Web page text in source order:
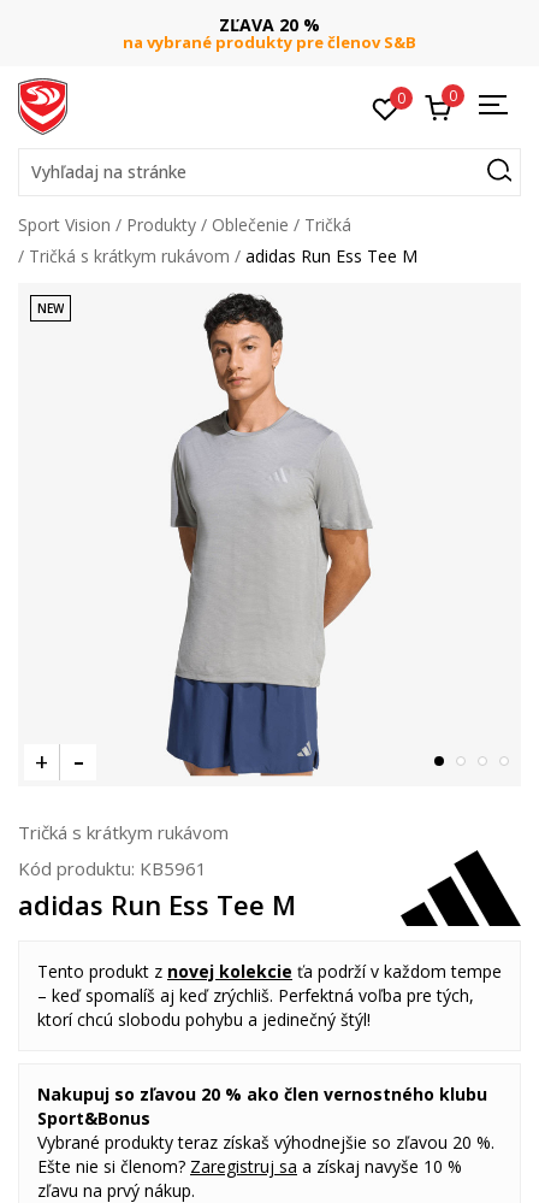
ZĽAVA 20 %
na vybrané produkty pre členov S&B
0 0
Vyhľadaj na stránke
Sport Vision Produkty Oblečenie
Tričká
Tričká s krátkym rukávom
adidas Run Ess Tee M
NEW
Tričká s krátkym rukávom
Kód produktu: KB5961
adidas Run Ess Tee M
Tento produkt z novej kolekcie ťa podrží v každom tempe
– keď spomalíš aj keď zrýchliš. Perfektná voľba pre tých,
ktorí chcú slobodu pohybu a jedinečný štýl!
Nakupuj so zľavou 20 % ako člen vernostného klubu
Sport&Bonus
Vybrané produkty teraz získaš výhodnejšie so zľavou 20 %.
Ešte nie si členom? Zaregistruj sa a získaj navyše 10 %
zľavu na prvý nákup.